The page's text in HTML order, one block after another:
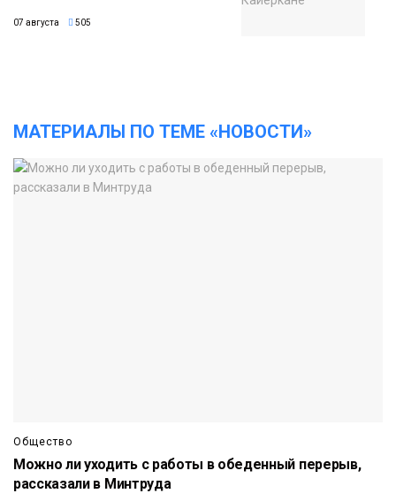
07 августа 505
МАТЕРИАЛЫ ПО ТЕМЕ «НОВОСТИ»
Общество
Можно ли уходить с работы в обеденный перерыв,
рассказали в Минтруда